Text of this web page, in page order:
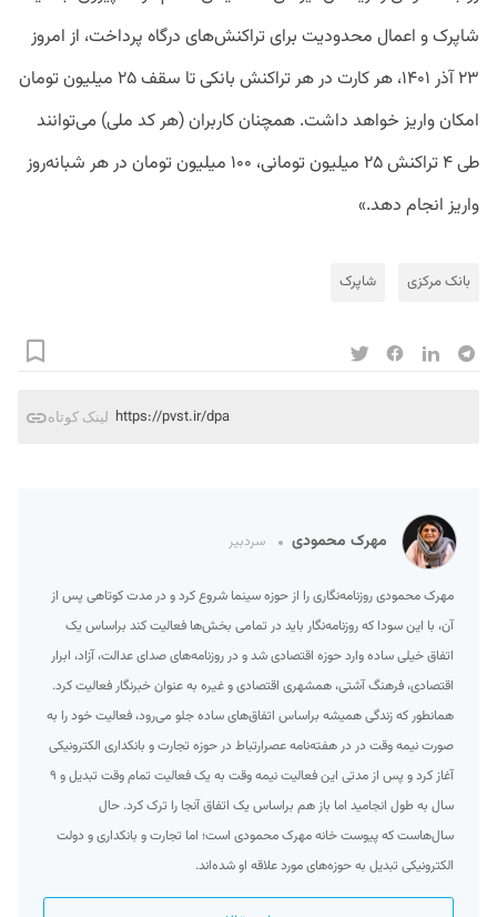
شاپرک و اعمال محدودیت برای تراکنش‌های درگاه پرداخت، از امروز
۲۳ آذر ۱۴۰۱، هر کارت در هر تراکنش بانکی تا سقف ۲۵ میلیون تومان
امکان واریز خواهد داشت. همچنان کاربران (هر کد ملی) می‌توانند
طی ۴ تراکنش ۲۵ میلیون‌ تومانی، ۱۰۰ میلیون تومان در هر شبانه‌روز
واریز انجام دهد.»
بانک مرکزی شاپرک
لینک کوتاه https://pvst.ir/dpa
مهرک محمودی سردبیر
مهرک محمودی روزنامه‌نگاری را از حوزه سینما شروع کرد و در مدت کوتاهی پس از
آن، با این سودا که روزنامه‌نگار باید در تمامی بخش‌ها فعالیت کند براساس یک
اتفاق خیلی ساده وارد حوزه اقتصادی شد و در روزنامه‌های صدای عدالت، آزاد، ابرار
اقتصادی، فرهنگ آشتی، همشهری اقتصادی و غیره به عنوان خبرنگار فعالیت کرد.
همانطور که زندگی همیشه براساس اتفاق‌های ساده جلو می‌رود، فعالیت خود را به
صورت نیمه وقت در در هفته‌نامه عصرارتباط در حوزه تجارت و بانکداری الکترونیکی
آغاز کرد و پس از مدتی این فعالیت نیمه وقت به یک فعالیت تمام وقت تبدیل و ۹
سال به طول انجامید اما باز هم براساس یک اتفاق آنجا را ترک کرد. حال
سال‌هاست که پیوست خانه مهرک محمودی است؛ اما تجارت و بانکداری و دولت
الکترونیکی تبدیل به حوزه‌های مورد علاقه او شده‌اند.